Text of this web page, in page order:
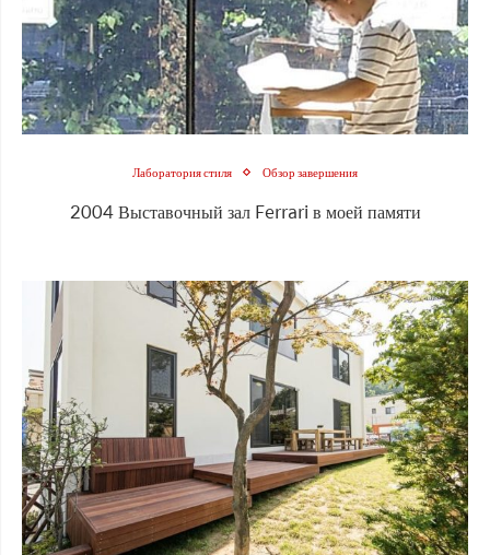
Лаборатория стиля Обзор завершения
2004 Выставочный зал Ferrari в моей памяти